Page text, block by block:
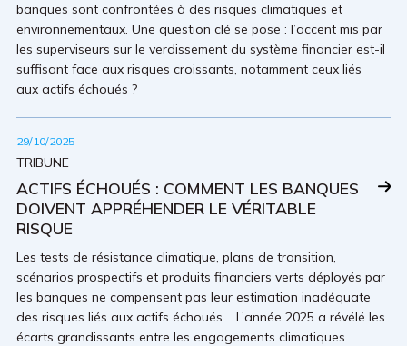
banques sont confrontées à des risques climatiques et
environnementaux. Une question clé se pose : l’accent mis par
les superviseurs sur le verdissement du système financier est-il
suffisant face aux risques croissants, notamment ceux liés
aux actifs échoués ?
29/10/2025
TRIBUNE
ACTIFS ÉCHOUÉS : COMMENT LES BANQUES
DOIVENT APPRÉHENDER LE VÉRITABLE
RISQUE
Les tests de résistance climatique, plans de transition,
scénarios prospectifs et produits financiers verts déployés par
les banques ne compensent pas leur estimation inadéquate
des risques liés aux actifs échoués. L’année 2025 a révélé les
écarts grandissants entre les engagements climatiques